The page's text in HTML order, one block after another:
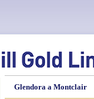
Glendora a Montclair